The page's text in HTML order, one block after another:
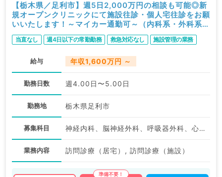
【栃木県／足利市】週5日2,000万円の相談も可能◎新
規オープンクリニックにて施設往診・個人宅往診をお願
いいたします！～マイカー通勤可～（内科系・外科系／
常勤）
当直なし 週4日以下の常勤勤務 救急対応なし 施設管理の業務
給与 年収1,600万円 ～
勤務日数 週4.00日〜5.00日
勤務地 栃木県足利市
募集科目 神経内科、脳神経外科、呼吸器外科、心臓血管外科、緩和ケア科、一般内科、循環器内科、呼吸器内科、消化器内科、内分泌・代謝内科、老年内科、血液内科、外科系全般、一般外科、消化器外科
業務内容 訪問診療（居宅）, 訪問診療（施設）